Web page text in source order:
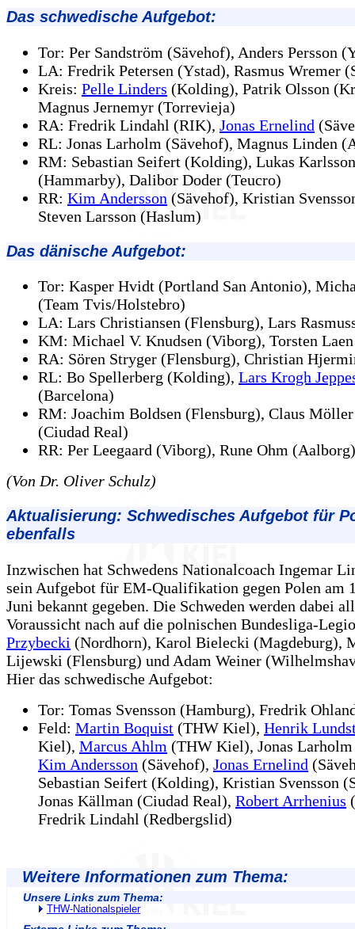
Das schwedische Aufgebot:
Tor: Per Sandström (Sävehof), Anders Persson
LA: Fredrik Petersen (Ystad), Rasmus Wremer
Kreis: Pelle Linders (Kolding), Patrik Olsson
Magnus Jernemyr (Torrevieja)
RA: Fredrik Lindahl (RIK), Jonas Ernelind
RL: Jonas Larholm (Sävehof), Magnus Linden
RM: Sebastian Seifert (Kolding), Lukas Karlsson
(Hammarby), Dalibor Doder (Teucro)
RR: Kim Andersson (Sävehof), Kristian
Steven Larsson (Haslum)
Das dänische Aufgebot:
Tor: Kasper Hvidt (Portland San Antonio),
(Team Tvis/Holstebro)
LA: Lars Christiansen (Flensburg), Lars
KM: Michael V. Knudsen (Viborg), Torsten
RA: Sören Stryger (Flensburg), Christian
RL: Bo Spellerberg (Kolding), Lars Krogh
(Barcelona)
RM: Joachim Boldsen (Flensburg), Claus Möller
(Ciudad Real)
RR: Per Leegaard (Viborg), Rune Ohm (Aalborg)
(Von Dr. Oliver Schulz)
Aktualisierung: Schwedisches Aufgebot für
ebenfalls
Inzwischen hat Schwedens Nationalcoach Ingemar
sein Aufgebot für EM-Qualifikation gegen Polen am
Juni bekannt gegeben. Die Schweden werden dabei
Voraussicht nach auf die polnischen Bundesliga-
Przybecki (Nordhorn), Karol Bielecki (Magdeburg),
Lijewski (Flensburg) und Adam Weiner
Hier das schwedische Aufgebot:
Tor: Tomas Svensson (Hamburg), Fredrik
Feld: Martin Boquist (THW Kiel), Henrik
Kiel), Marcus Ahlm (THW Kiel), Jonas
Kim Andersson (Sävehof), Jonas Ernelind
Sebastian Seifert (Kolding), Kristian Svensson
Jonas Källman (Ciudad Real), Robert Arrhenius
Fredrik Lindahl (Redbergslid)
Weitere Informationen zum Thema:
Unsere Links zum Thema:
THW-Nationalspieler